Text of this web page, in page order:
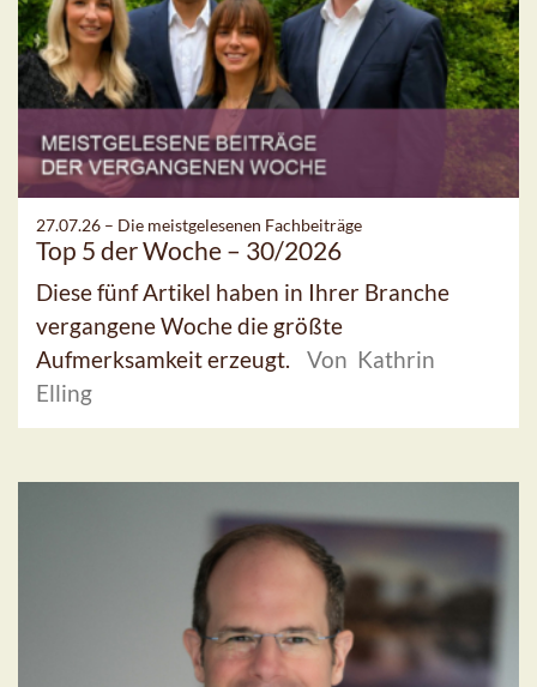
27.07.26 – Die meistgelesenen Fachbeiträge
Top 5 der Woche – 30/2026
Diese fünf Artikel haben in Ihrer Branche
vergangene Woche die größte
Aufmerksamkeit erzeugt.
Von Kathrin
Elling